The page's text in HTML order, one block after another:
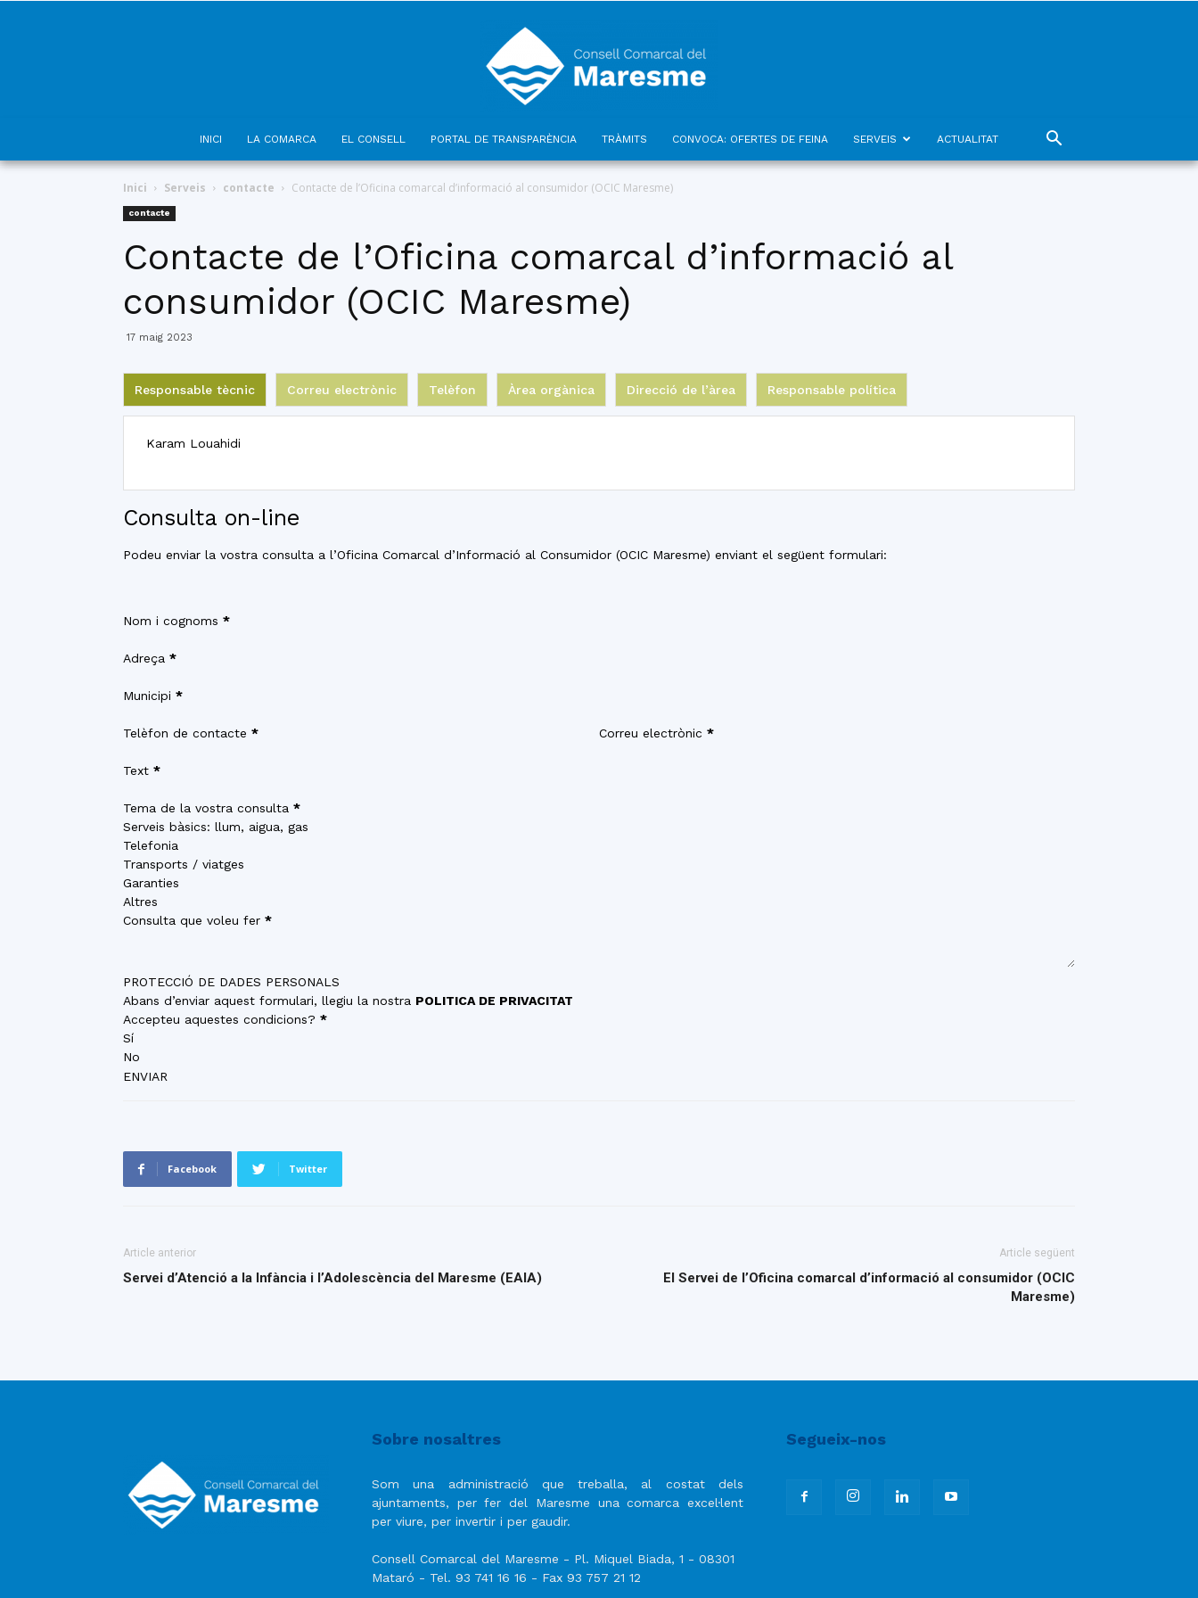
Comarcal
del
INICI LA COMARCA EL CONSELL PORTAL DE TRANSPARÈNCIA TRÀMITS CONVOCA: OFERTES DE FEINA SERVEIS ACTUALITAT
Inici Serveis contacte Contacte de l’Oficina comarcal d’informació al consumidor (OCIC Maresme)
contacte
Contacte de l’Oficina comarcal d’informació al
consumidor (OCIC Maresme)
17 maig 2023
Responsable tècnic Correu electrònic Telèfon Àrea orgànica Direcció de l’àrea Responsable política
Karam Louahidi
Consulta on-line
Podeu enviar la vostra consulta a l’Oficina Comarcal d’Informació al Consumidor (OCIC Maresme) enviant el següent formulari:
Section
Nom i cognoms *
Adreça *
Municipi *
Telèfon de contacte * Correu electrònic *
Text *
Tema de la vostra consulta *
Serveis bàsics: llum, aigua, gas
Telefonia
Transports / viatges
Garanties
Altres
Consulta que voleu fer *
PROTECCIÓ DE DADES PERSONALS
Abans d’enviar aquest formulari, llegiu la nostra POLITICA DE PRIVACITAT
Accepteu aquestes condicions? *
Sí
No
ENVIAR
Facebook Twitter
Article anterior
Servei d’Atenció a la Infància i l’Adolescència del Maresme (EAIA)
Article següent
El Servei de l’Oficina comarcal d’informació al consumidor (OCIC
Maresme)
Sobre nosaltres
Som una administració que treballa, al costat dels
ajuntaments, per fer del Maresme una comarca excel·lent
per viure, per invertir i per gaudir.
Consell Comarcal del Maresme - Pl. Miquel Biada, 1 - 08301
Mataró - Tel. 93 741 16 16 - Fax 93 757 21 12
Segueix-nos